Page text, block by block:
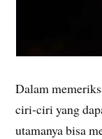
Dalam
ciri-ciri yang
utamanya bisa